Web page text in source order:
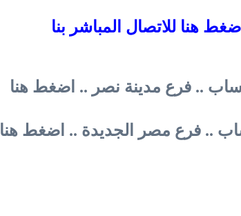
هنا للاتصال المباشر بنا
.. فرع مدينة نصر .. اضغط هنا
.. فرع مصر الجديدة .. اضغط هنا